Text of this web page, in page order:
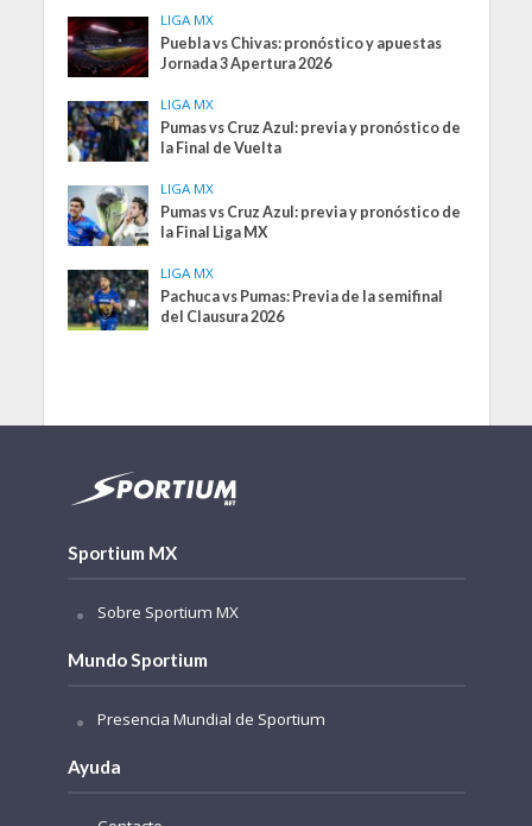
LIGA MX
Puebla vs Chivas: pronóstico y apuestas
Jornada 3 Apertura 2026
LIGA MX
Pumas vs Cruz Azul: previa y pronóstico de
la Final de Vuelta
LIGA MX
Pumas vs Cruz Azul: previa y pronóstico de
la Final Liga MX
LIGA MX
Pachuca vs Pumas: Previa de la semifinal
del Clausura 2026
Sportium MX
Sobre Sportium MX
Mundo Sportium
Presencia Mundial de Sportium
Ayuda